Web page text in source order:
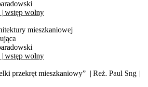
wstęp wolny
mieszkaniowej
wstęp wolny
przekręt mieszkaniowy” | Reż. Paul Sng |